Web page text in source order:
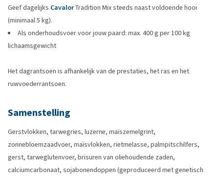
Geef dagelijks CavalorTradition Mix steeds naast voldoende hooi
(minimaal 5 kg).
Als onderhoudsvoer voor jouw paard: max. 400 g per 100 kg
lichaamsgewicht
Het dagrantsoen is afhankelijk van de prestaties, het ras en het
ruwvoederrantsoen.
Samenstelling
Gerstvlokken, tarwegries, luzerne, maïszemelgrint,
zonnebloemzaadvoer, maïsvlokken, rietmelasse, palmpitschilfers,
gerst, tarweglutenvoer, brisuren van oliehoudende zaden,
calciumcarbonaat, sojabonendoppen (geproduceerd met genetisch